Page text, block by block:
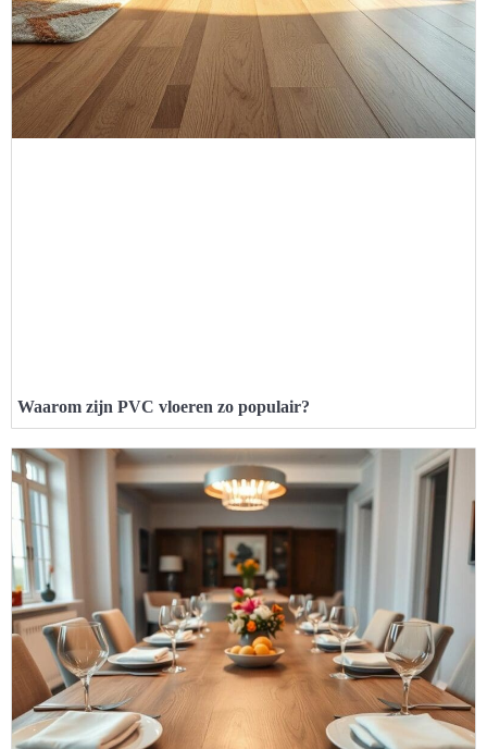
Waarom zijn PVC vloeren zo populair?